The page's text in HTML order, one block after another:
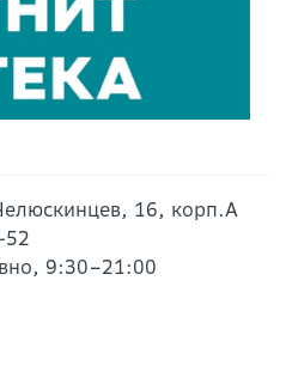
16, корп.А
52
9:30–21:00